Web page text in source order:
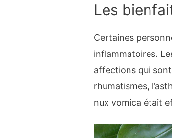
Les
Certaines
inflammatoires.
affections qui
rhumatismes,
nux vomica était